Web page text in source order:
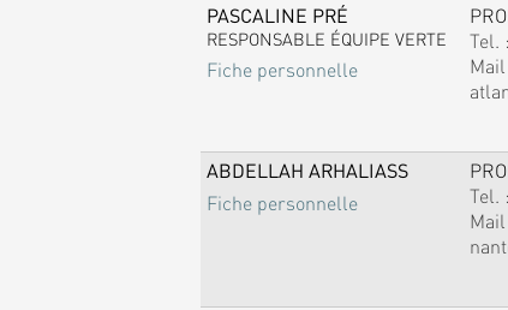
PASCALINE PRÉ
RESPONSABLE ÉQUIPE VERTE
Fiche personnelle
Tel. :
ABDELLAH ARHALIASS
Fiche personnelle
Tel. :